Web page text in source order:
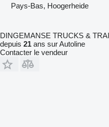
Pays-Bas, Hoogerheide
DINGEMANSE TRUCKS &
depuis 21 ans sur Autoline
Contacter le vendeur